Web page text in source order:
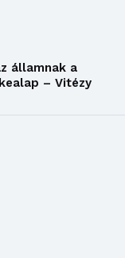
államnak a
– Vitézy